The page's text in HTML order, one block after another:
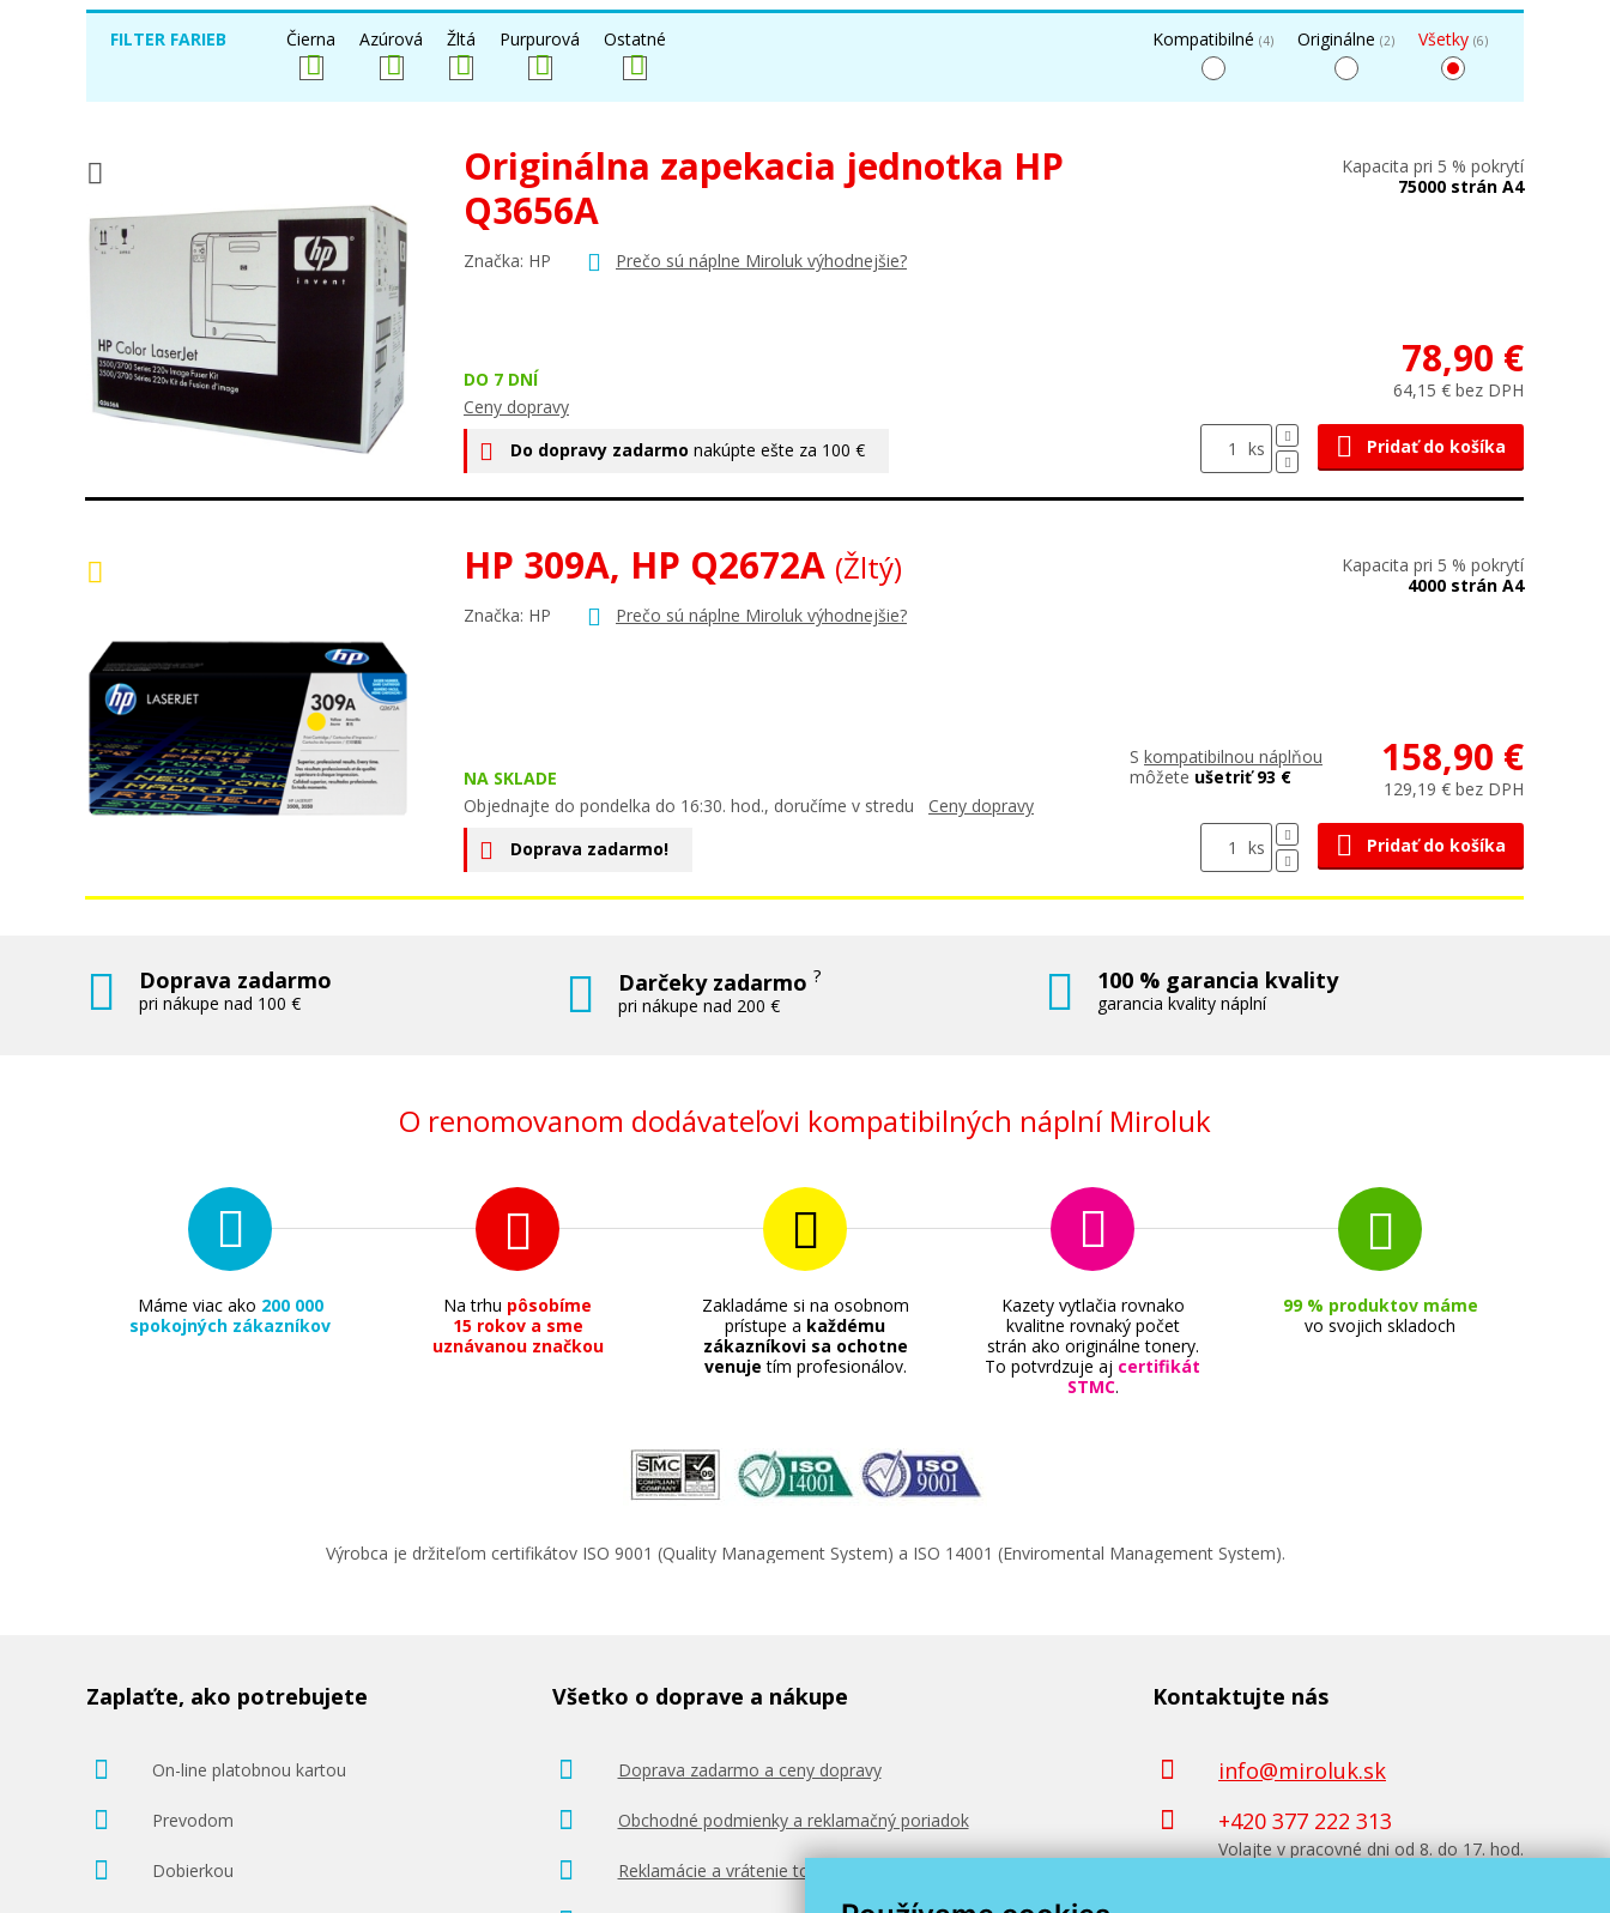
FILTER FARIEB Čierna Azúrová Žltá Purpurová Ostatné Kompatibilné (4) Originálne (2) Všetky (6)
Originálna zapekacia jednotka HP
Q3656A
Značka: HP Prečo sú náplne Miroluk výhodnejšie?
DO 7 DNÍ
Ceny dopravy
Do dopravy zadarmo nakúpte ešte za 100 €
Kapacita pri 5 % pokrytí
75000 strán A4
78,90 €
64,15 € bez DPH
ks Pridať do košíka
HP 309A, HP Q2672A (Žltý)
Značka: HP Prečo sú náplne Miroluk výhodnejšie?
NA SKLADE
Objednajte do pondelka do 16:30. hod., doručíme v stredu Ceny dopravy
Doprava zadarmo!
Kapacita pri 5 % pokrytí
4000 strán A4
S kompatibilnou náplňou
môžete ušetriť 93 € 158,90 €
129,19 € bez DPH
ks Pridať do košíka
Doprava zadarmo
pri nákupe nad 100 €
Darčeky zadarmo?
pri nákupe nad 200 €
100 % garancia kvality
garancia kvality náplní
O renomovanom dodávateľovi kompatibilných náplní Miroluk
Máme viac ako 200 000
spokojných zákazníkov
Na trhu pôsobíme
15 rokov a sme
uznávanou značkou
Zakladáme si na osobnom
prístupe a každému
zákazníkovi sa ochotne
venuje tím profesionálov.
Kazety vytlačia rovnako
kvalitne rovnaký počet
strán ako originálne tonery.
To potvrdzuje aj certifikát
STMC.
99 % produktov máme
vo svojich skladoch
Výrobca je držiteľom certifikátov ISO 9001 (Quality Management System) a ISO 14001 (Enviromental Management System).
Zaplaťte, ako potrebujete
On-line platobnou kartou
Prevodom
Dobierkou
Všetko o doprave a nákupe
Doprava zadarmo a ceny dopravy
Obchodné podmienky a reklamačný poriadok
Reklamácie a vrátenie tovaru
Kontaktujte nás
info@miroluk.sk
+420 377 222 313
Volajte v pracovné dni od 8. do 17. hod.